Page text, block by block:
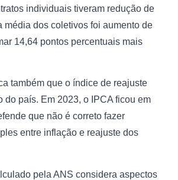
individuais tiveram redução de
média dos coletivos foi aumento de
14,64 pontos percentuais mais
também que o índice de reajuste
do país. Em 2023, o IPCA ficou em
que não é correto fazer
entre inflação e reajuste dos
pela ANS considera aspectos